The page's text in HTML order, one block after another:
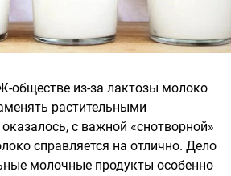
обществе из-за лактозы молоко
растительными
с важной «снотворной»
справляется на отлично. Дело
молочные продукты особенно